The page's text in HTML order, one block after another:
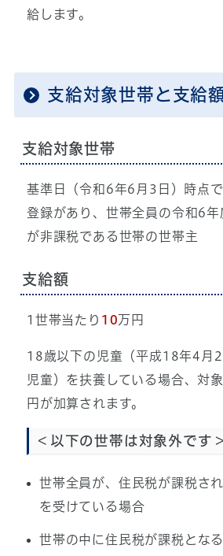
給します。
支給対象世帯と支給額
支給対象世帯
基準日（令和6年6月3日）時点
登録があり、世帯全員の令和6年
が非課税である世帯の世帯主
支給額
1世帯当たり 10 万円
18歳以下の児童（平成18年4月
児童）を扶養している場合、対
円が加算されます。
＜以下の世帯は対象外です＞
世帯全員が、住民税が課税さ
を受けている場合
世帯の中に住民税が課税とな